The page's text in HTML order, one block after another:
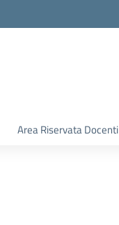
Area Riservata Docenti